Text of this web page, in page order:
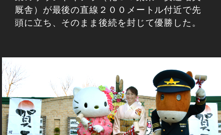
厩舎）が最後の直線２００メートル付近で先
頭に立ち、そのまま後続を封じて優勝した。